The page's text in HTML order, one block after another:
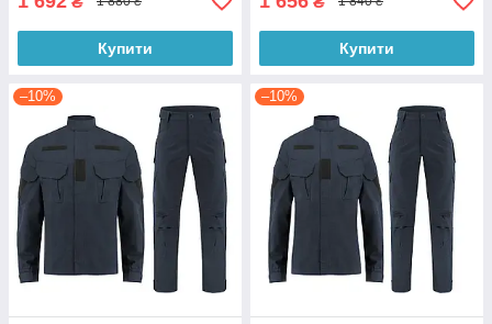
Купити Купити
–10% –10%